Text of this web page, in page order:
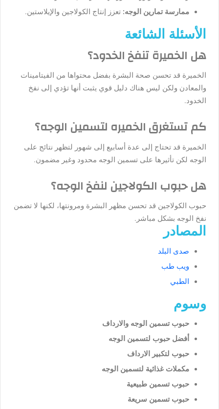
ممارسة تمارين الوجه: تعزز إنتاج الكولاجين والإيلاستين.
الأسئلة الشائعة
هل الخميرة تنفخ الخدود؟
الخميرة قد تحسن صحة البشرة بفضل محتواها من الفيتامينات
والمعادن ولكن ليس هناك دليل قوي يثبت أنها تؤدي إلى نفخ
الخدود.
كم تستغرق الخميره لتسمين الوجه؟
الخميرة قد تحتاج إلى عدة أسابيع إلى شهور لتظهر نتائج على
الوجه لكن تأثيرها على تسمين الوجه محدود وغير مضمون.
هل حبوب الكولاجين لنفخ الوجه؟
حبوب الكولاجين قد تحسن مظهر البشرة ومرونتها، لكنها لا تضمن
نفخ الوجه بشكل مباشر.
المصادر
صدى البلد
ويب طب
الطبي
وسوم
حبوب تسمين الوجه والارداف
أفضل حبوب لتسمين الوجه
حبوب لتكبير الارداف
مكملات غذائية لتسمين الوجه
حبوب تسمين طبيعية
حبوب تسمين سريعة